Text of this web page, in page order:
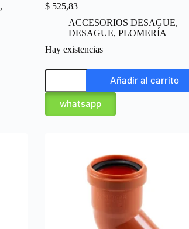
,
$525,83
ACCESORIOS DESAGUE,
DESAGUE, PLOMERÍA
Hay existencias
Añadir al carrito
whatsapp